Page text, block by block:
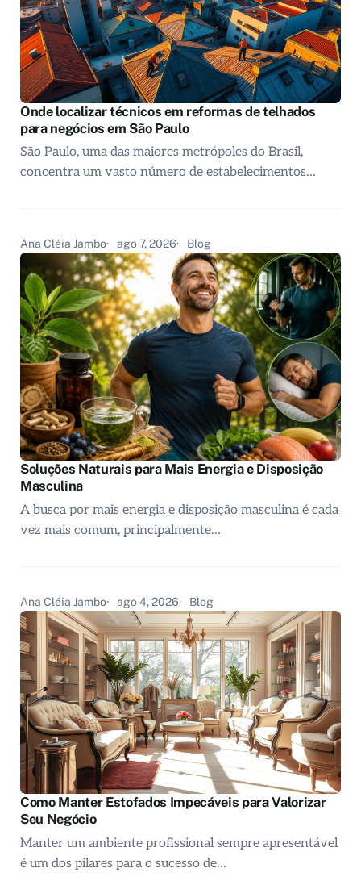
Onde localizar técnicos em reformas de telhados
para negócios em São Paulo
São Paulo, uma das maiores metrópoles do Brasil,
concentra um vasto número de estabelecimentos…
Ana Cléia Jambo ago 7, 2026 Blog
Soluções Naturais para Mais Energia e Disposição
Masculina
A busca por mais energia e disposição masculina é cada
vez mais comum, principalmente…
Ana Cléia Jambo ago 4, 2026 Blog
Como Manter Estofados Impecáveis para Valorizar
Seu Negócio
Manter um ambiente profissional sempre apresentável
é um dos pilares para o sucesso de…